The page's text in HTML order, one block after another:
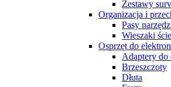
Zestawy
Organizacja i
Pasy
Wieszaki
Osprzęt do
Adaptery do
Brzeszczoty
Dłuta